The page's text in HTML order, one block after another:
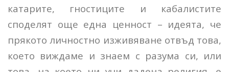
катарите, гностиците и кабалистите
споделят още една ценност – идеята, че
прякото личностно изживяване отвъд това,
което виждаме и знаем с разума си, или